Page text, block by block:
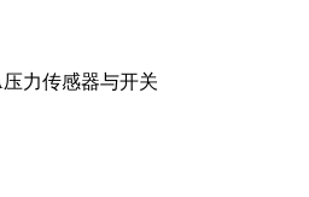
压力传感器与开关